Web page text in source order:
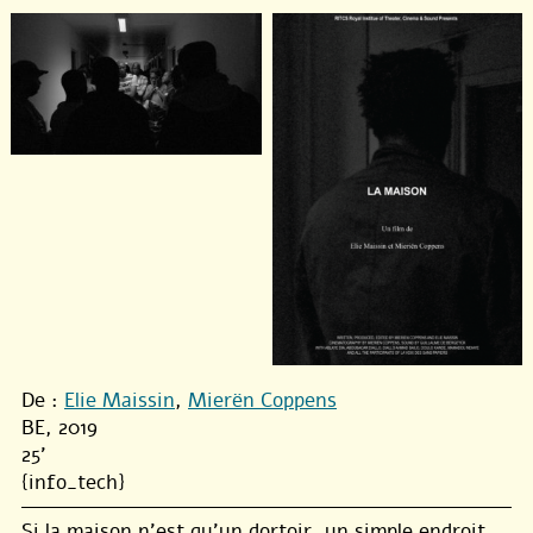
De : Elie Maissin, Mierën Coppens
BE, 2019
25'
{info_tech}